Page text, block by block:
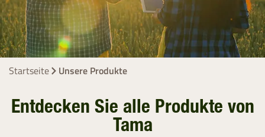
Startseite Unsere Produkte
Entdecken Sie alle Produkte von
Tama